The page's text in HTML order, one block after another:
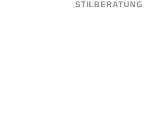
STILBERATUNG